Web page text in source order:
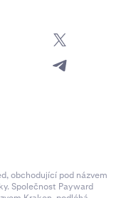
obchodující pod názvem
Společnost Payward